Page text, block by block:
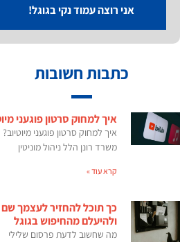
אני רוצה עמוד נקי בגוגל!
כתבות חשובות
איך למחוק סרטון פוגעני
איך למחוק סרטון פוגעני מיוטיוב?
משרד רונן הלל ניהול מוניטין
קרא עוד »
כך תוכל להחזיר לעצמך שם
ולהיעלם מהחיפוש בגוגל
מה שחשוב לדעת פרסום שלילי